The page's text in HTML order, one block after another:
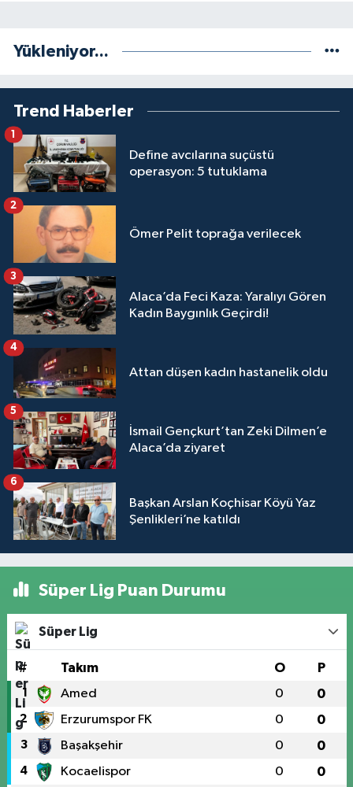
Yükleniyor...
Trend Haberler
Define avcılarına suçüstü
operasyon: 5 tutuklama
1
Ömer Pelit toprağa verilecek
2
Alaca’da Feci Kaza: Yaralıyı Gören
Kadın Baygınlık Geçirdi!
3
Attan düşen kadın hastanelik oldu
4
İsmail Gençkurt’tan Zeki Dilmen’e
Alaca’da ziyaret
5
Başkan Arslan Koçhisar Köyü Yaz
Şenlikleri’ne katıldı
6
Süper Lig Puan Durumu
Süper Lig
# Takım O P
1 Amed 0 0
2 Erzurumspor FK 0 0
3 Başakşehir 0 0
4 Kocaelispor 0 0